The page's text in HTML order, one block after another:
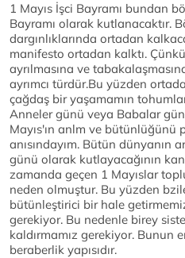
1 Mayıs İşci Bayramı bundan
Bayramı olarak kutlanacaktır.
dargınlıklarında ortadan
manifesto ortadan kalktı.
ayrılmasına ve
ayrımcı türdür.Bu yüzden
çağdaş bir yaşamamın
Anneler günü veya Babalar
Mayıs'ın anlm ve bütünlüğünü
anısındayım. Bütün dünyanın
günü olarak kutlayacağının
zamanda geçen 1 Mayıslar
neden olmuştur. Bu yüzden
bütünleştirici bir hale
gerekiyor. Bu nedenle birey
kaldırmamız gerekiyor.
beraberlik yapısıdır.